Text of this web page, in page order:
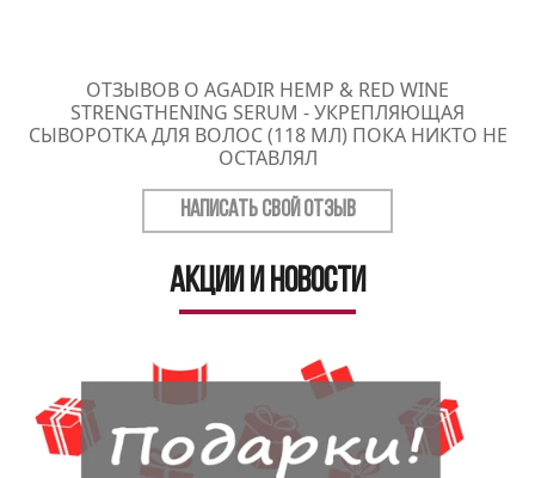
ОТЗЫВОВ О AGADIR HEMP & RED WINE
STRENGTHENING SERUM - УКРЕПЛЯЮЩАЯ
СЫВОРОТКА ДЛЯ ВОЛОС (118 МЛ) ПОКА НИКТО НЕ
ОСТАВЛЯЛ
НАПИСАТЬ СВОЙ ОТЗЫВ
Акции и новости